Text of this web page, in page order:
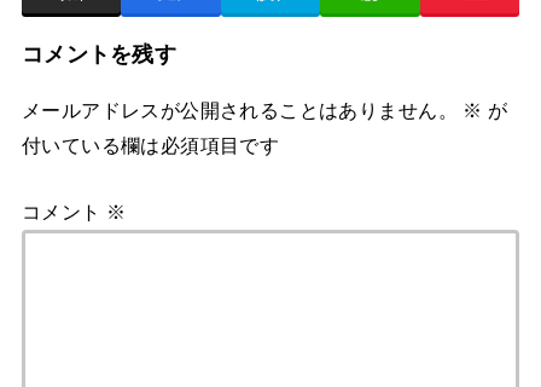
コメントを残す
メールアドレスが公開されることはありません。 ※ が
付いている欄は必須項目です
コメント ※